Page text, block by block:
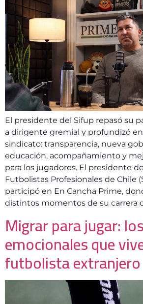
El presidente del Sifup repasó su
a dirigente gremial y profundizó
sindicato: transparencia, nueva
educación, acompañamiento y
para los jugadores. El presidente
Futbolistas Profesionales de Chile
participó en En Cancha Prime,
distintos momentos de su carrera
Migrar para jugar:
emocionales que
futbolista extranjero